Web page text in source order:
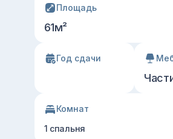
Площадь
61м²
Год сдачи
Комнат
1 спальня